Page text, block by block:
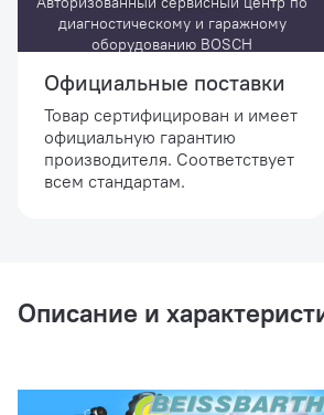
диагностическому и гаражному
оборудованию BOSCH
Официальные поставки
Товар сертифицирован и имеет
официальную гарантию
производителя. Соответствует
всем стандартам.
Описание и